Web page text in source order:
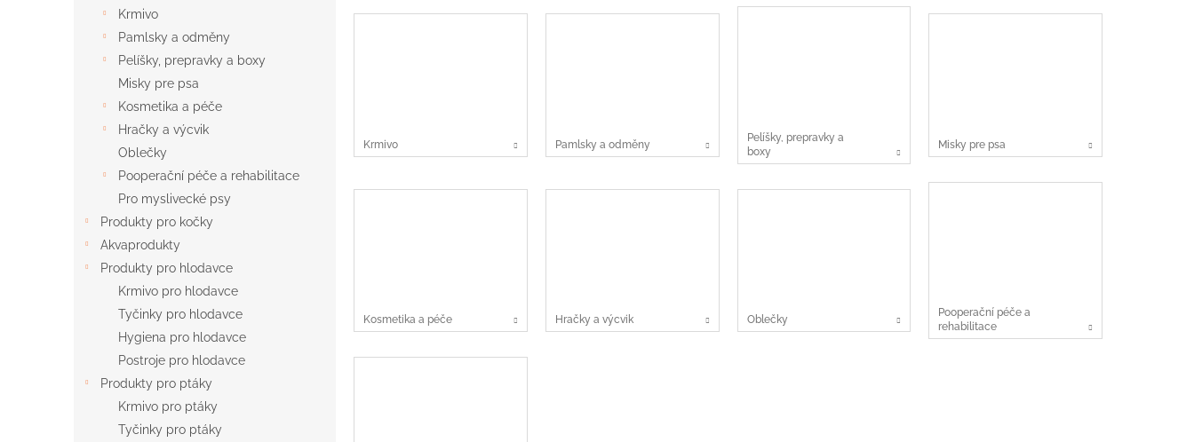
Krmivo
Pamlsky a odměny
Pelíšky, prepravky a boxy
Misky pre psa
Kosmetika a péče
Hračky a výcvik
Oblečky
Pooperační péče a rehabilitace
Pro myslivecké psy
Produkty pro kočky
Akvaprodukty
Produkty pro hlodavce
Krmivo pro hlodavce
Tyčinky pro hlodavce
Hygiena pro hlodavce
Postroje pro hlodavce
Produkty pro ptáky
Krmivo pro ptáky
Tyčinky pro ptáky
Krmivo Pamlsky a odměny
Pelíšky, prepravky a
boxy
Misky pre psa
Kosmetika a péče Hračky a výcvik Oblečky
Pooperační péče a
rehabilitace